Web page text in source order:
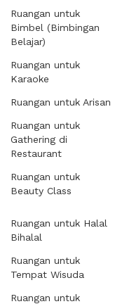
Ruangan untuk
Bimbel (Bimbingan
Belajar)
Ruangan untuk
Karaoke
Ruangan untuk Arisan
Ruangan untuk
Gathering di
Restaurant
Ruangan untuk
Beauty Class
Ruangan untuk Halal
Bihalal
Ruangan untuk
Tempat Wisuda
Ruangan untuk